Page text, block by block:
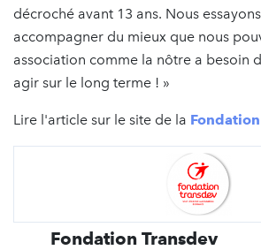
décroché avant 13 ans. Nous
accompagner du mieux que nous
association comme la nôtre a besoin
agir sur le long terme ! »
Lire l'article sur le site de la Fondation
Fondation Transdev